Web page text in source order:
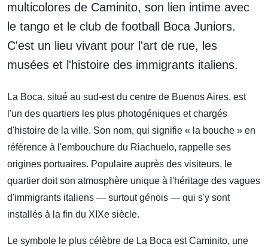
multicolores de Caminito, son lien intime avec
le tango et le club de football Boca Juniors.
C'est un lieu vivant pour l'art de rue, les
musées et l'histoire des immigrants italiens.
La Boca, situé au sud-est du centre de Buenos Aires, est
l'un des quartiers les plus photogéniques et chargés
d'histoire de la ville. Son nom, qui signifie « la bouche » en
référence à l'embouchure du Riachuelo, rappelle ses
origines portuaires. Populaire auprès des visiteurs, le
quartier doit son atmosphère unique à l'héritage des vagues
d'immigrants italiens — surtout génois — qui s'y sont
installés à la fin du XIXe siècle.
Le symbole le plus célèbre de La Boca est Caminito, une